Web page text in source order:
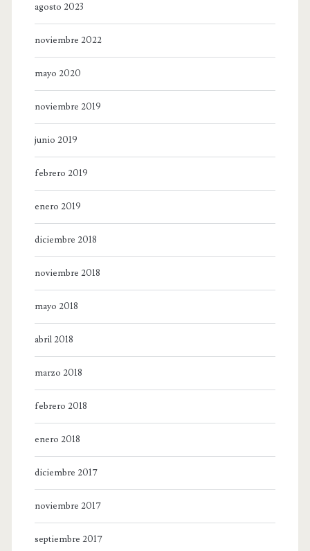
agosto 2023
noviembre 2022
mayo 2020
noviembre 2019
junio 2019
febrero 2019
enero 2019
diciembre 2018
noviembre 2018
mayo 2018
abril 2018
marzo 2018
febrero 2018
enero 2018
diciembre 2017
noviembre 2017
septiembre 2017